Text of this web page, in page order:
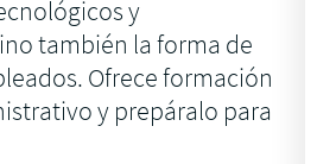
y
también la forma de
Ofrece formación
y prepáralo para